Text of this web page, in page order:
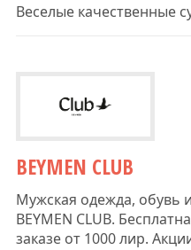
Веселые качественные
BEYMEN CLUB
Мужская одежда, обувь
BEYMEN CLUB.
заказе от 1000 лир.